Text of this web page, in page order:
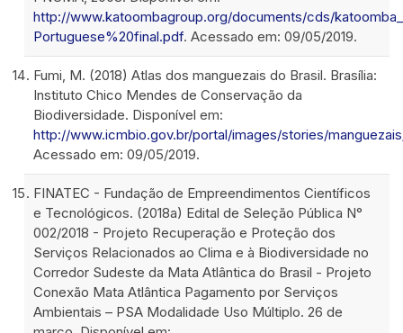
http://www.katoombagroup.org/documents/cds/
Portuguese%20final.pdf. Acessado em: 09/05/2019.
Fumi, M. (2018) Atlas dos manguezais do Brasil. Brasília:
Instituto Chico Mendes de Conservação da
Biodiversidade. Disponível em:
http://www.icmbio.gov.br/portal/images/stories/
Acessado em: 09/05/2019.
FINATEC - Fundação de Empreendimentos Científicos
e Tecnológicos. (2018a) Edital de Seleção Pública N°
002/2018 - Projeto Recuperação e Proteção dos
Serviços Relacionados ao Clima e à Biodiversidade no
Corredor Sudeste da Mata Atlântica do Brasil - Projeto
Conexão Mata Atlântica Pagamento por Serviços
Ambientais – PSA Modalidade Uso Múltiplo. 26 de